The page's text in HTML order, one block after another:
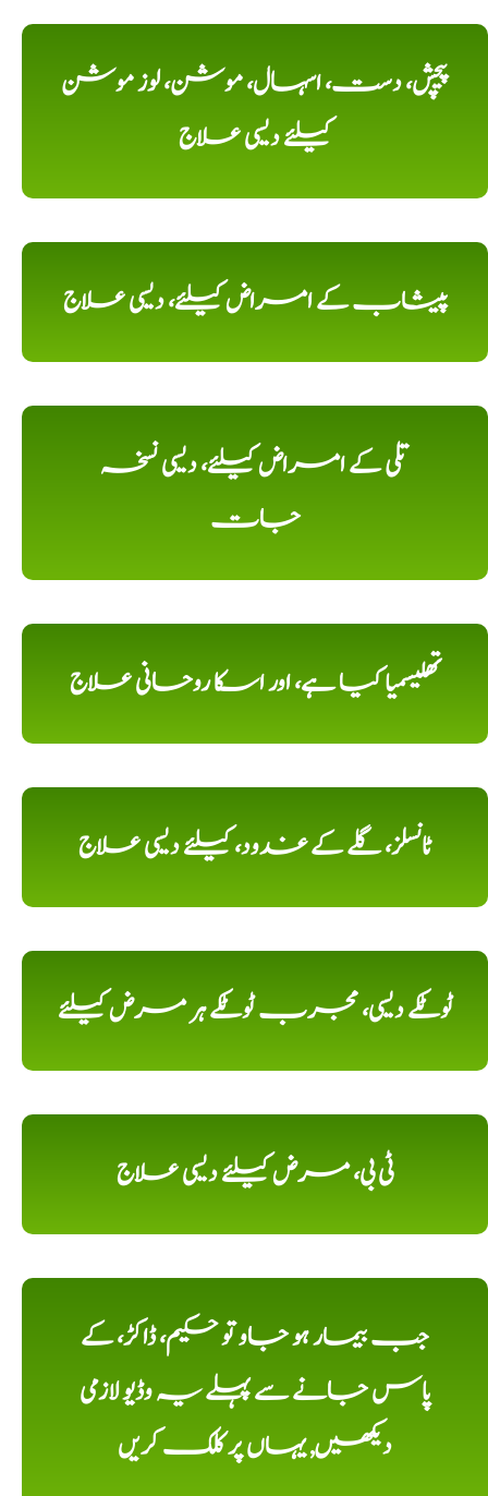
پیچش، دست، اسہال، موشن، لوز موشن
کیلئے دیسی علاج
پیشاب کے امراض کیلئے، دیسی علاج
تلی کے امراض کیلئے، دیسی نسخہ
جات
تھلیسمیا کیا ہے، اور اسکا روحانی علاج
ٹانسلز، گلے کے غدود، کیلئے دیسی علاج
ٹوٹکے دیسی، مجرب ٹوٹکے ہر مرض کیلئے
ٹی بی، مرض کیلئے دیسی علاج
جب بیمار ہو جاو تو حکیم، ڈاکڑ، کے
پاس جانے سے پہلے یہ وڈیو لازمی
دیکھیں, یہاں پر کلک کریں